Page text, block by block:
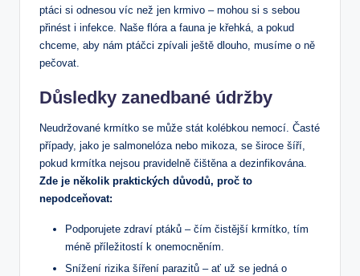
ptáci si odnesou víc než jen krmivo – mohou si s sebou
přinést i infekce. Naše flóra a fauna je křehká, a pokud
chceme, aby nám ptáčci zpívali ještě dlouho, musíme o ně
pečovat.
Důsledky zanedbané údržby
Neudržované krmítko se může stát kolébkou nemocí. Časté
případy, jako je salmonelóza nebo mikoza, se široce šíří,
pokud krmítka nejsou pravidelně čištěna a dezinfikována.
Zde je několik praktických důvodů, proč to
nepodceňovat:
Podporujete zdraví ptáků – čím čistější krmítko, tím
méně příležitostí k onemocněním.
Snížení rizika šíření parazitů – ať už se jedná o